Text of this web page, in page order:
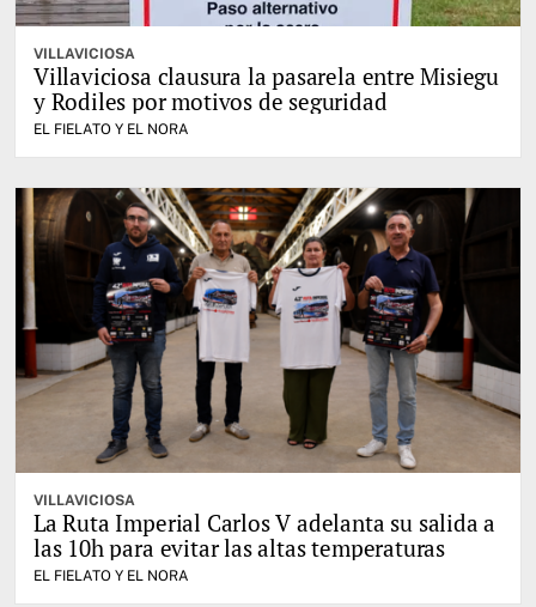
VILLAVICIOSA
Villaviciosa clausura la pasarela entre Misiegu
y Rodiles por motivos de seguridad
EL FIELATO Y EL NORA
VILLAVICIOSA
La Ruta Imperial Carlos V adelanta su salida a
las 10h para evitar las altas temperaturas
EL FIELATO Y EL NORA